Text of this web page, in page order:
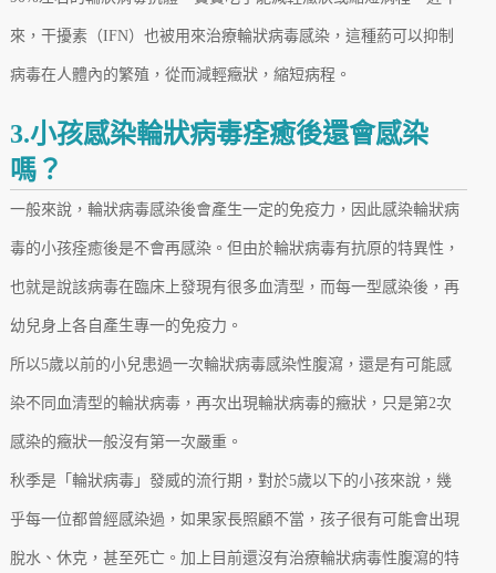
來，干擾素（IFN）也被用來治療輪狀病毒感染，這種葯可以抑制
病毒在人體內的繁殖，從而減輕癥狀，縮短病程。
3.小孩感染輪狀病毒痊癒後還會感染
嗎？
一般來說，輪狀病毒感染後會產生一定的免疫力，因此感染輪狀病
毒的小孩痊癒後是不會再感染。但由於輪狀病毒有抗原的特異性，
也就是說該病毒在臨床上發現有很多血清型，而每一型感染後，再
幼兒身上各自產生專一的免疫力。
所以5歲以前的小兒患過一次輪狀病毒感染性腹瀉，還是有可能感
染不同血清型的輪狀病毒，再次出現輪狀病毒的癥狀，只是第2次
感染的癥狀一般沒有第一次嚴重。
秋季是「輪狀病毒」發威的流行期，對於5歲以下的小孩來說，幾
乎每一位都曾經感染過，如果家長照顧不當，孩子很有可能會出現
脫水、休克，甚至死亡。加上目前還沒有治療輪狀病毒性腹瀉的特